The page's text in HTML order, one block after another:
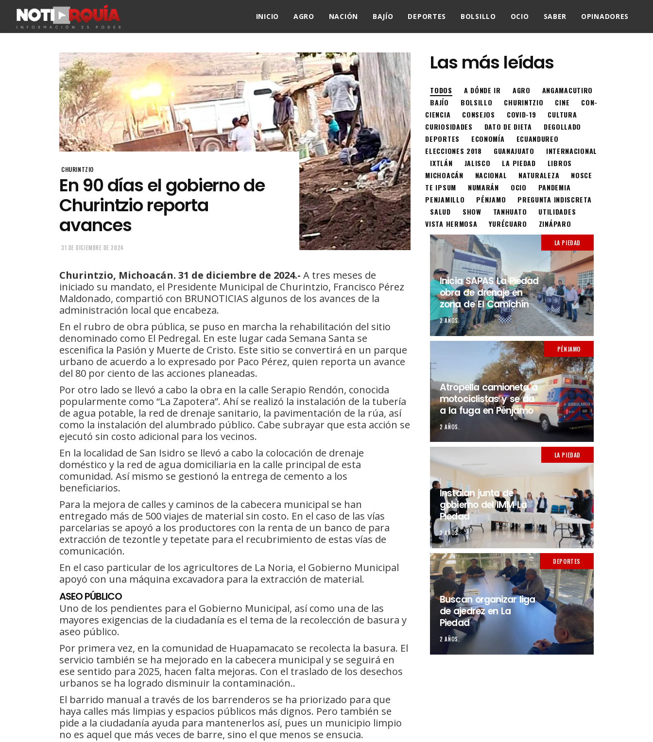
INICIO AGRO NACIÓN BAJÍO DEPORTES BOLSILLO OCIO SABER OPINADORES
CHURINTZIO
En 90 días el gobierno de
Churintzio reporta
avances
31 DE DICIEMBRE DE 2024
Churintzio, Michoacán. 31 de diciembre de 2024.- A tres meses de
iniciado su mandato, el Presidente Municipal de Churintzio, Francisco Pérez
Maldonado, compartió con BRUNOTICIAS algunos de los avances de la
administración local que encabeza.
En el rubro de obra pública, se puso en marcha la rehabilitación del sitio
denominado como El Pedregal. En este lugar cada Semana Santa se
escenifica la Pasión y Muerte de Cristo. Este sitio se convertirá en un parque
urbano de acuerdo a lo expresado por Paco Pérez, quien reporta un avance
del 80 por ciento de las acciones planeadas.
Por otro lado se llevó a cabo la obra en la calle Serapio Rendón, conocida
popularmente como “La Zapotera”. Ahí se realizó la instalación de la tubería
de agua potable, la red de drenaje sanitario, la pavimentación de la rúa, así
como la instalación del alumbrado público. Cabe subrayar que esta acción se
ejecutó sin costo adicional para los vecinos.
En la localidad de San Isidro se llevó a cabo la colocación de drenaje
doméstico y la red de agua domiciliaria en la calle principal de esta
comunidad. Así mismo se gestionó la entrega de cemento a los
beneficiarios.
Para la mejora de calles y caminos de la cabecera municipal se han
entregado más de 500 viajes de material sin costo. En el caso de las vías
parcelarias se apoyó a los productores con la renta de un banco de para
extracción de tezontle y tepetate para el recubrimiento de estas vías de
comunicación.
En el caso particular de los agricultores de La Noria, el Gobierno Municipal
apoyó con una máquina excavadora para la extracción de material.
ASEO PÚBLICO
Uno de los pendientes para el Gobierno Municipal, así como una de las
mayores exigencias de la ciudadanía es el tema de la recolección de basura y
aseo público.
Por primera vez, en la comunidad de Huapamacato se recolecta la basura. El
servicio también se ha mejorado en la cabecera municipal y se seguirá en
ese sentido para 2025, hacen falta mejoras. Con el traslado de los desechos
urbanos se ha logrado disminuir la contaminación..
El barrido manual a través de los barrenderos se ha priorizado para que
haya calles más limpias y espacios públicos más dignos. Pero también se
pide a la ciudadanía ayuda para mantenerlos así, pues un municipio limpio
no es aquel que más veces de barre, sino el que menos se ensucia.
Las más leídas
TODOS A DÓNDE IR AGRO
ANGAMACUTIRO
BAJÍO
BOLSILLO CHURINTZIO CINE
CON-
CIENCIA
CONSEJOS COVID-19
CULTURA
CURIOSIDADES
DATO DE DIETA
DEGOLLADO
DEPORTES
ECONOMÍA
ECUANDUREO
ELECCIONES 2018
GUANAJUATO
INTERNACIONAL
IXTLÁN
JALISCO LA PIEDAD
LIBROS
MICHOACÁN
NACIONAL NATURALEZA
NOSCE
TE IPSUM
NUMARÁN OCIO
PANDEMIA
PENJAMILLO
PÉNJAMO
PREGUNTA INDISCRETA
SALUD
SHOW TANHUATO
UTILIDADES
VISTA HERMOSA
YURÉCUARO ZINÁPARO
LA PIEDAD
Inicia SAPAS La Piedad
obra de drenaje en
zona de El Camichín
2 AÑOS.
PÉNJAMO
Atropella camioneta a
motociclistas y se da
a la fuga en Pénjamo
2 AÑOS.
LA PIEDAD
Instalan junta de
gobierno del IMM La
Piedad
2 AÑOS.
DEPORTES
Buscan organizar liga
de ajedrez en La
Piedad
2 AÑOS.